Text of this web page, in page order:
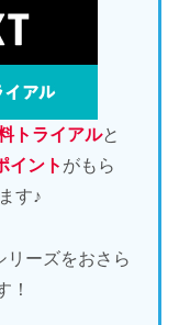
トライアルと
イント がもら
す♪
リーズをおさら
！